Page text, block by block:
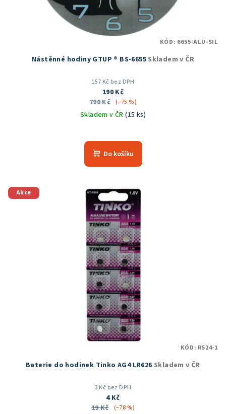
Nástěnné hodiny GTUP ® BS-6655 Skladem v ČR
157 Kč bez DPH
190 Kč
790 Kč (–75 %)
Skladem v ČR(15 ks)
hodnocení
produktu
5
hvězdiček.
Do košíku
KÓD: 6655-ALU-SIL
Akce
Baterie do hodinek Tinko AG4 LR626 Skladem v ČR
3 Kč bez DPH
4 Kč
19 Kč
(–78 %)
KÓD: R524-1